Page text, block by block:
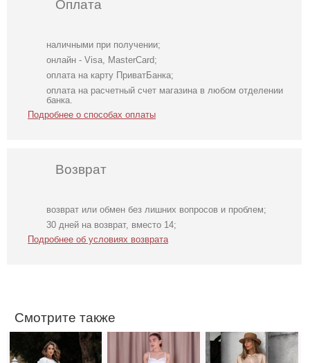
Оплата
наличными при получении;
онлайн - Visa, MasterCard;
оплата на карту ПриватБанка;
оплата на расчетный счет магазина в любом отделении
банка.
Подробнее о способах оплаты
Возврат
возврат или обмен без лишних вопросов и проблем;
30 дней на возврат, вместо 14;
Подробнее об условиях возврата
Смотрите также
Нарядное
элегантное
молочное платье
Атласное
длинное платье
на бретелях в